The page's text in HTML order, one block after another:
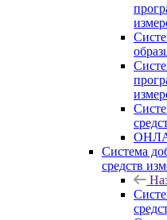
Система
средств